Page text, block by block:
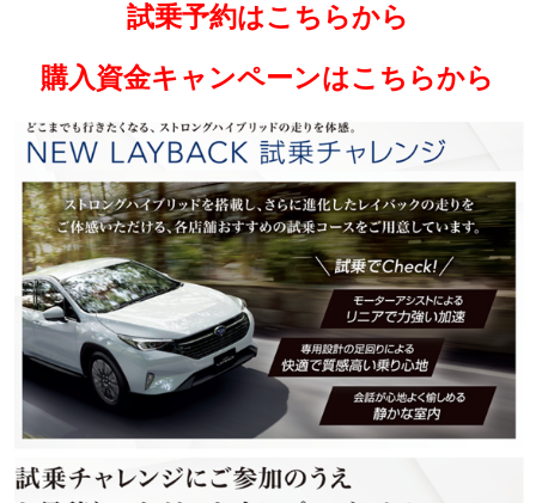
試乗予約はこちらから
購入資金キャンペーンはこちらから